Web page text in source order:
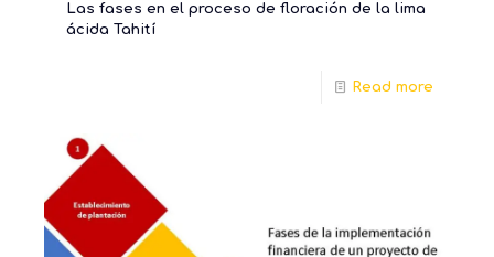
Las fases en el proceso de floración de la lima
ácida Tahití
Read more